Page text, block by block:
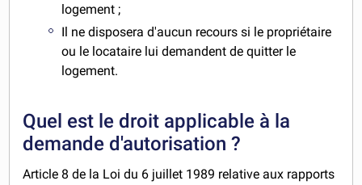
logement ;
Il ne disposera d'aucun recours si le propriétaire
ou le locataire lui demandent de quitter le
logement.
Quel est le droit applicable à la
demande d'autorisation ?
Article 8 de la Loi du 6 juillet 1989 relative aux rapports